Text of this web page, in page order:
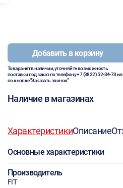
Добавить в корзину
Товара нет в наличии, уточняйте возможность
поставки под заказ по телефону+7 (3822) 52-34-73
по кнопке "Заказать звонок"
Наличие в магазинах
ХарактеристикиОписание
Основные характеристики
Производитель
FIT